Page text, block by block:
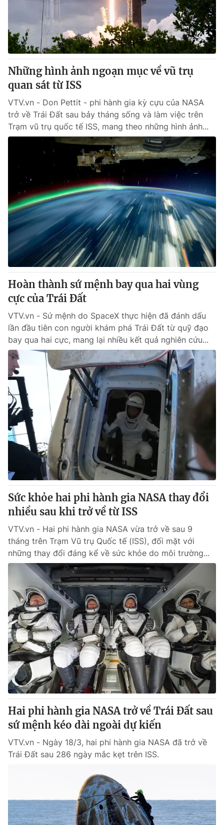
Những hình ảnh ngoạn mục về vũ trụ
quan sát từ ISS
VTV.vn - Don Pettit - phi hành gia kỳ cựu của NASA
trở về Trái Đất sau bảy tháng sống và làm việc trên
Trạm vũ trụ quốc tế ISS, mang theo những hình ảnh...
Hoàn thành sứ mệnh bay qua hai vùng
cực của Trái Đất
VTV.vn - Sứ mệnh do SpaceX thực hiện đã đánh dấu
lần đầu tiên con người khám phá Trái Đất từ quỹ đạo
bay qua hai cực, mang lại nhiều kết quả nghiên cứu...
Sức khỏe hai phi hành gia NASA thay đổi
nhiều sau khi trở về từ ISS
VTV.vn - Hai phi hành gia NASA vừa trở về sau 9
tháng trên Trạm Vũ trụ Quốc tế (ISS), đối mặt với
những thay đổi đáng kể về sức khỏe do môi trường...
Hai phi hành gia NASA trở về Trái Đất sau
sứ mệnh kéo dài ngoài dự kiến
VTV.vn - Ngày 18/3, hai phi hành gia NASA đã trở về
Trái Đất sau 286 ngày mắc kẹt trên ISS.